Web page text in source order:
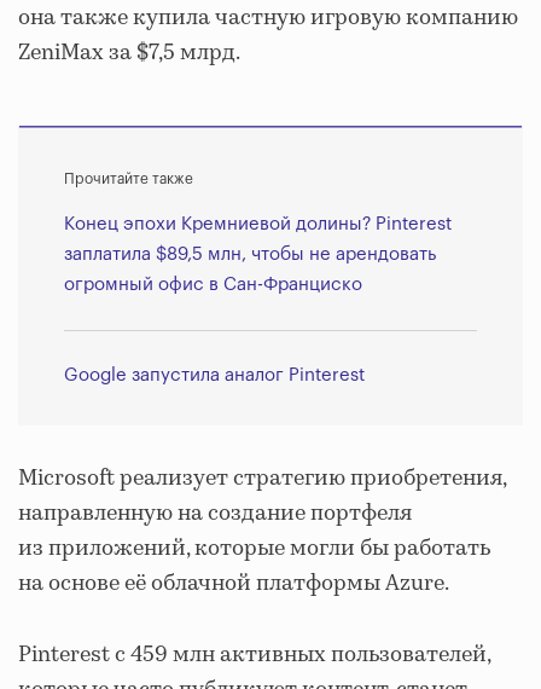
она также купила частную игровую компанию
ZeniMax за $7,5 млрд.
Прочитайте также
Конец эпохи Кремниевой долины? Pinterest
заплатила $89,5 млн, чтобы не арендовать
огромный офис в Сан-Франциско
Google запустила аналог Pinterest
Microsoft реализует стратегию приобретения,
направленную на создание портфеля
из приложений, которые могли бы работать
на основе её облачной платформы Azure.
Pinterest с 459 млн активных пользователей,